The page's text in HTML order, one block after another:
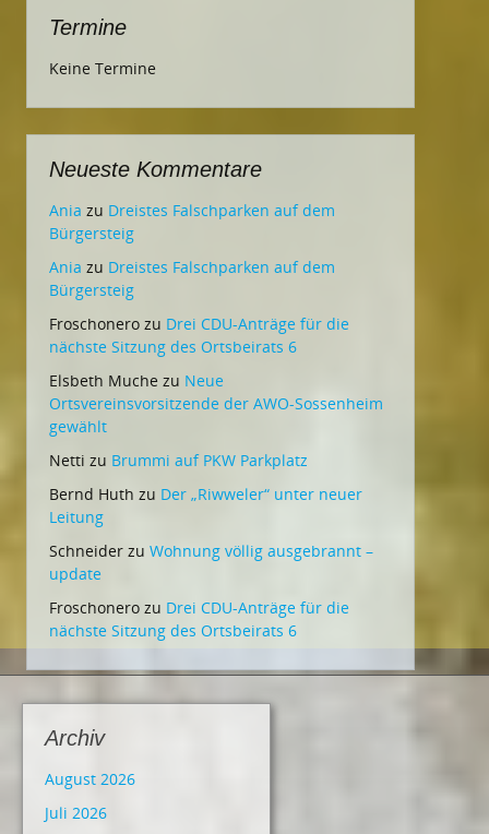
Termine
Keine Termine
Neueste Kommentare
Ania zu Dreistes Falschparken auf dem
Bürgersteig
Ania zu Dreistes Falschparken auf dem
Bürgersteig
Froschonero zu Drei CDU-Anträge für die
nächste Sitzung des Ortsbeirats 6
Elsbeth Muche zu Neue
Ortsvereinsvorsitzende der AWO-Sossenheim
gewählt
Netti zu Brummi auf PKW Parkplatz
Bernd Huth zu Der „Riwweler“ unter neuer
Leitung
Schneider zu Wohnung völlig ausgebrannt –
update
Froschonero zu Drei CDU-Anträge für die
nächste Sitzung des Ortsbeirats 6
Archiv
August 2026
Juli 2026